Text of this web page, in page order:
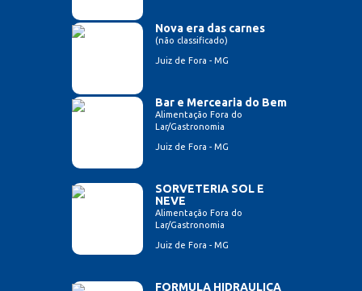
Nova era das carnes
(não classificado)
Juiz de Fora - MG
Bar e Mercearia do Bem
Alimentação Fora do
Lar/Gastronomia
Juiz de Fora - MG
SORVETERIA SOL E
NEVE
Alimentação Fora do
Lar/Gastronomia
Juiz de Fora - MG
FORMULA HIDRAULICA